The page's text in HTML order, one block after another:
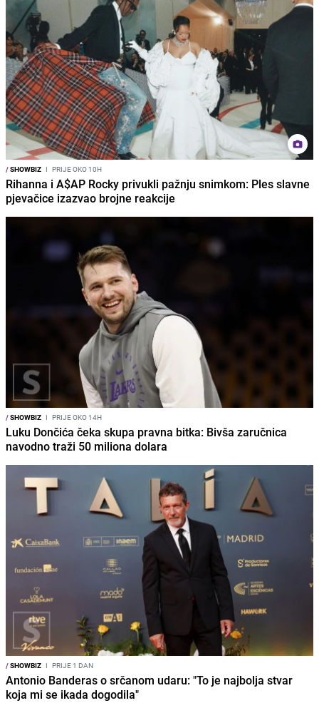
/SHOWBIZ I PRIJE OKO 10H
Rihanna i A$AP Rocky privukli pažnju snimkom: Ples slavne
pjevačice izazvao brojne reakcije
/SHOWBIZ I PRIJE OKO 14H
Luku Dončića čeka skupa pravna bitka: Bivša zaručnica
navodno traži 50 miliona dolara
/SHOWBIZ I PRIJE 1 DAN
Antonio Banderas o srčanom udaru: "To je najbolja stvar
koja mi se ikada dogodila"